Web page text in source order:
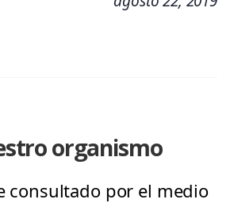
organismo
consultado por el medio